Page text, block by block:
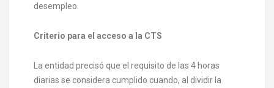
desempleo.
Criterio para el acceso a la CTS
La entidad precisó que el requisito de las 4 horas
diarias se considera cumplido cuando, al dividir la